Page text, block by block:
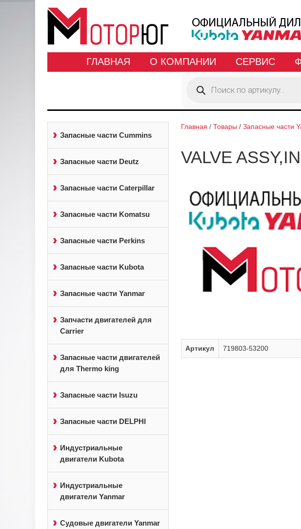
ГЛАВНАЯ О КОМПАНИИ СЕРВИС
товаров
Запасные части Cummins
Запасные части Deutz
Запасные части Caterpillar
Запасные части Komatsu
Запасные части Perkins
Запасные части Kubota
Запасные части Yanmar
Запчасти двигателей для
Carrier
Запасные части двигателей
для Thermo king
Запасные части Isuzu
Запасные части DELPHI
Индустриальные
двигатели Kubota
Индустриальные
двигатели Yanmar
Судовые двигатели Yanmar
Главная / Товары / Запасные части
VALVE
Артикул 719803-53200